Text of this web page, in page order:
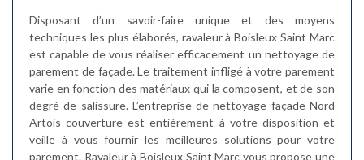
Disposant d’un savoir-faire unique et des moyens
techniques les plus élaborés, ravaleur à Boisleux Saint Marc
est capable de vous réaliser efficacement un nettoyage de
parement de façade. Le traitement infligé à votre parement
varie en fonction des matériaux qui la composent, et de son
degré de salissure. L’entreprise de nettoyage façade Nord
Artois couverture est entièrement à votre disposition et
veille à vous fournir les meilleures solutions pour votre
parement. Ravaleur à Boisleux Saint Marc vous propose une